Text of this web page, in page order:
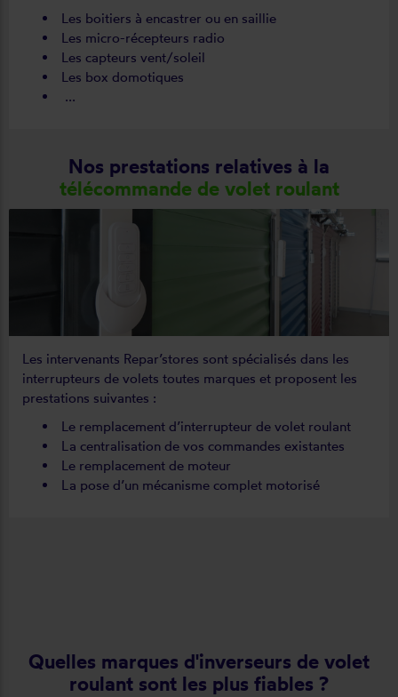
Les boitiers à encastrer ou en saillie
Les micro-récepteurs radio
Les capteurs vent/soleil
Les box domotiques
...
Nos prestations relatives à la
télécommande de volet roulant
Les intervenants Repar’stores sont spécialisés dans les
interrupteurs de volets toutes marques et proposent les
prestations suivantes :
Le remplacement d’interrupteur de volet roulant
La centralisation de vos commandes existantes
Le remplacement de moteur
La pose d’un mécanisme complet motorisé
Quelles marques d'inverseurs de volet
roulant sont les plus fiables ?